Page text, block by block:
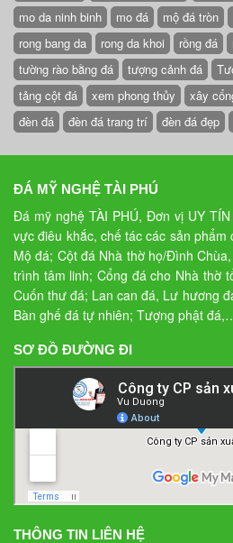
mo da ninh binh
mo đá mộ đá tròn
rong bang da
rong da khoi rồng đá
tường rào bằng đá
tượng cảnh đá
tảng cột đá
xem phong thủy xây
đèn đá
đèn đá trang trí đèn đá đẹp
ĐÁ MỸ NGHỆ TÀI PHÚ
Đá mỹ nghệ TÀI PHÚ, Đơn vị UY
vực điêu khắc, chế tác các sản
Mộ đá; Cột đá Nhà thờ họ/Đình
trình tâm linh; Cổng đá cho Nhà thờ
Cuốn thư đá; Lan can đá, Lư hương
Bàn ghế đá tự nhiên; Tượng phật
SƠ ĐỒ ĐƯỜNG ĐI
THÔNG TIN LIÊN HỆ